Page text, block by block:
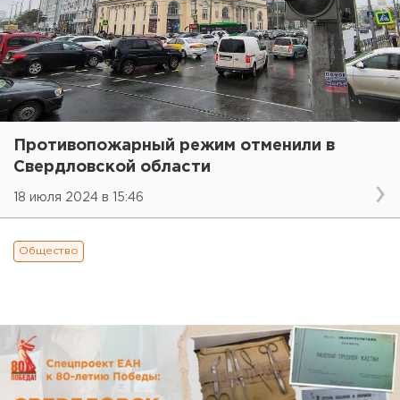
Противопожарный режим отменили в
Свердловской области
18 июля 2024 в 15:46
Общество